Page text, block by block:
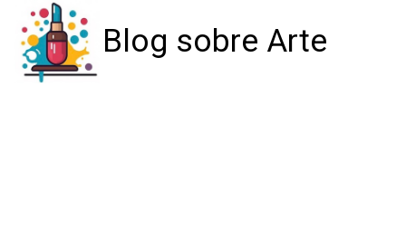
Blog sobre Arte